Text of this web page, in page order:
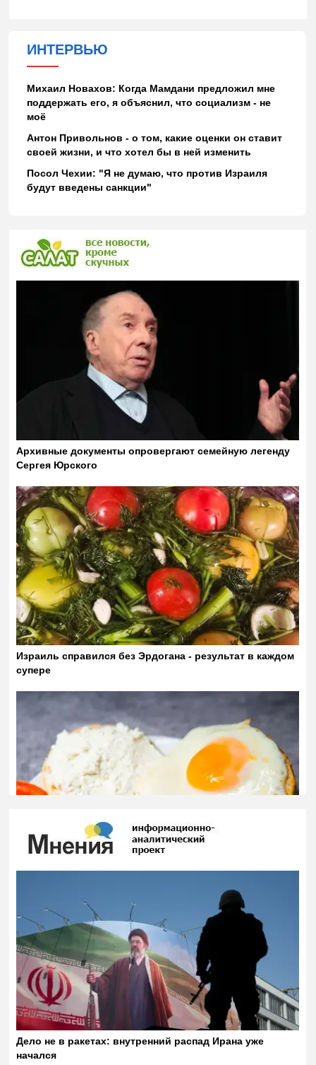
ИНТЕРВЬЮ
Михаил Новахов: Когда Мамдани предложил мне
поддержать его, я объяснил, что социализм - не
моё
Антон Привольнов - о том, какие оценки он ставит
своей жизни, и что хотел бы в ней изменить
Посол Чехии: "Я не думаю, что против Израиля
будут введены санкции"